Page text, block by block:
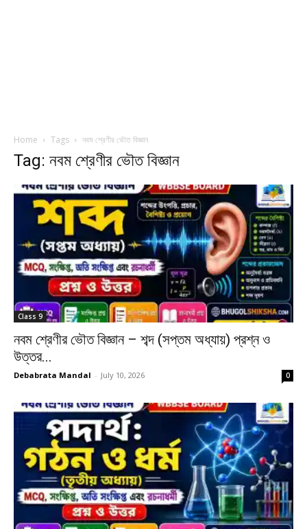
Home Tags নবম শ্রেণীর ভৌত বিজ্ঞান
Tag: নবম শ্রেণীর ভৌত বিজ্ঞান
Class 9
নবম শ্রেণীর ভৌত বিজ্ঞান – শব্দ (সপ্তম অধ্যায়) প্রশ্ন ও
উত্তর...
Debabrata Mandal - July 10, 2026 0